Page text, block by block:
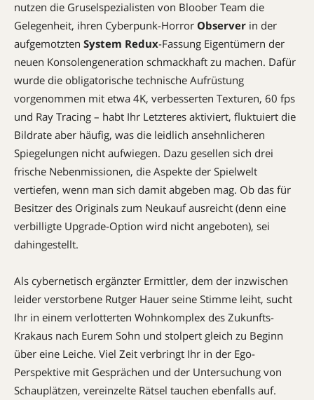
nutzen die Gruselspezialisten von Bloober Team die
Gelegenheit, ihren Cyberpunk-Horror Observer in der
aufgemotzten System Redux-Fassung Eigentümern der
neuen Konsolengeneration schmackhaft zu machen. Dafür
wurde die obligatorische technische Aufrüstung
vorgenommen mit etwa 4K, verbesserten Texturen, 60 fps
und Ray Tracing – habt Ihr Letzteres aktiviert, fluktuiert die
Bildrate aber häufig, was die leidlich ansehnlicheren
Spiegelungen nicht aufwiegen. Dazu gesellen sich drei
frische Nebenmissionen, die Aspekte der Spielwelt
vertiefen, wenn man sich damit abgeben mag. Ob das für
Besitzer des Originals zum Neukauf ausreicht (denn eine
verbilligte Upgrade-Option wird nicht angeboten), sei
dahingestellt.
Als cybernetisch ergänzter Ermittler, dem der inzwischen
leider verstorbene Rutger Hauer seine Stimme leiht, sucht
Ihr in einem verlotterten Wohnkomplex des Zukunfts-
Krakaus nach Eurem Sohn und stolpert gleich zu Beginn
über eine Leiche. Viel Zeit verbringt Ihr in der Ego-
Perspektive mit Gesprächen und der Untersuchung von
Schauplätzen, vereinzelte Rätsel tauchen ebenfalls auf.